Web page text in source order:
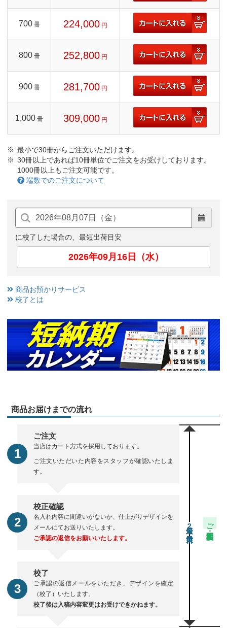
700 冊 224,000 円
800 冊 252,800 円
900 冊 281,700 円
1,000 冊 309,000 円
最小で30冊からご注文いただけます。
30冊以上であれば10冊単位でご注文をお受けしております。
1000冊以上もご注文可能です。
端数でのご注文について
に校了した場合の、最短出荷目安
2026年09月16日（水）
商品お預かりサービス
校了とは
商品お届けまでの流れ
ご注文
当店はカート方式を採用しております。
ご注文いただいた内容をスタッフが確認いたしま
す。
校正確認
名入れ内容に間違いがないか、仕上がりデザインを
メールにてお送りいたします。
ご承認の返信をお願いいたします。
校了
ご承認の返信メールをいただき、デザインを確定
（校了）いたします。
校了後は入稿内容変更はお受けできかねます。
2 ご注文・校正期間